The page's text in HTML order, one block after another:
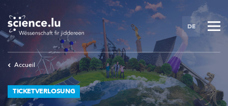
Skip
main
content
DE
Accueil
TICKETVERLOSUNG